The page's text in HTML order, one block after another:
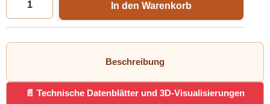
In den Warenkorb
Beschreibung
Technische Datenblätter und 3D-Visualisierungen